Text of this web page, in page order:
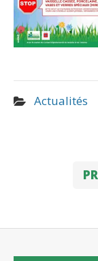
Actualités